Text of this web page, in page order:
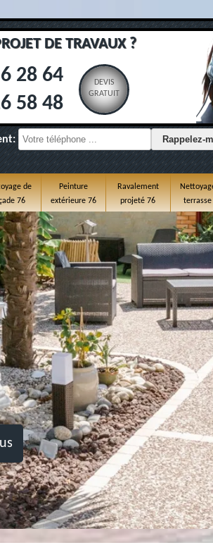
DE TRAVAUX ?
28 64
58 48
DEVIS
GRATUIT
de
76
Peinture
extérieure 76
Ravalement
projeté 76
terrasse